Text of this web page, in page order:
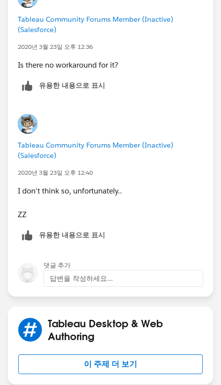
Tableau Community Forums Member (Inactive)
(Salesforce)
2020년 3월 23일 오후 12:36
Is there no workaround for it?
유용한 내용으로 표시
Tableau Community Forums Member (Inactive)
(Salesforce)
2020년 3월 23일 오후 12:40
I don't think so, unfortunately..
ZZ
유용한 내용으로 표시
댓글 추가
답변을 작성하세요...
Tableau Desktop & Web
Authoring
이 주제 더 보기